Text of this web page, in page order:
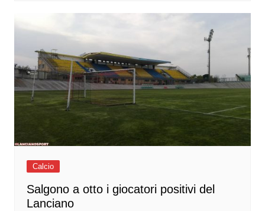
Calcio
Salgono a otto i giocatori positivi del
Lanciano